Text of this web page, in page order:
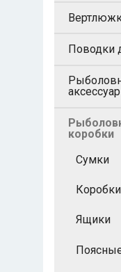
Поводки
коробки
Сумки
Коробки
Ящики